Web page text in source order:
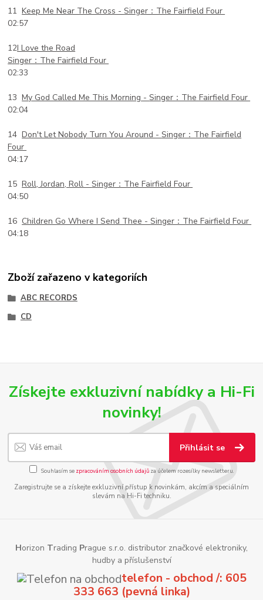
11Keep Me Near The Cross -Singer：The Fairfield Four
02:57
12I Love the Road
Singer：The Fairfield Four
02:33
13My God Called Me This Morning -Singer：The Fairfield Four
02:04
14Don't Let Nobody Turn You Around -Singer：The Fairfield
Four
04:17
15Roll, Jordan, Roll -Singer：The Fairfield Four
04:50
16 Children Go Where I Send Thee -Singer：The Fairfield Four
04:18
Zboží zařazeno v kategoriích
ABC RECORDS
CD
Získejte exkluzivní nabídky a Hi-Fi
novinky!
Přihlásit se
Souhlasím se zpracováním osobních údajůza účelem rozesílky newsletteru.
Zaregistrujte se a získejte exkluzivní přístup k novinkám, akcím a speciálním
slevám na Hi-Fi techniku.
Horizon Trading Prague s.r.o. distributor značkové elektroniky,
hudby a příslušenství
telefon - obchod /: 605
333 663 (pevná linka)